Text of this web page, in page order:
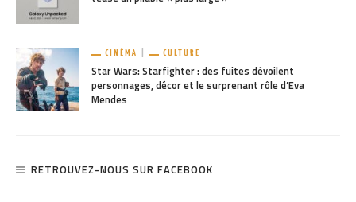
CINÉMA CULTURE
Star Wars: Starfighter : des fuites dévoilent
personnages, décor et le surprenant rôle d’Eva
Mendes
RETROUVEZ-NOUS SUR FACEBOOK